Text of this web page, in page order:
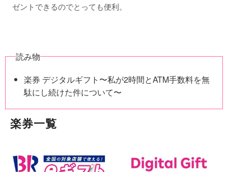
ゼントできるのでとっても便利。
読み物
楽券 デジタルギフト〜私が2時間とATM手数料を無
駄にし続けた件について〜
楽券一覧